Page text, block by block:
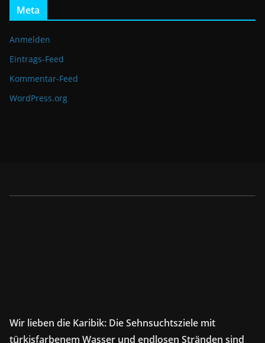
Meta
Anmelden
Eintrags-Feed
Kommentar-Feed
WordPress.org
Wir lieben die Karibik: Die Sehnsuchtsziele mit
türkisfarbenem Wasser und endlosen Stränden sind